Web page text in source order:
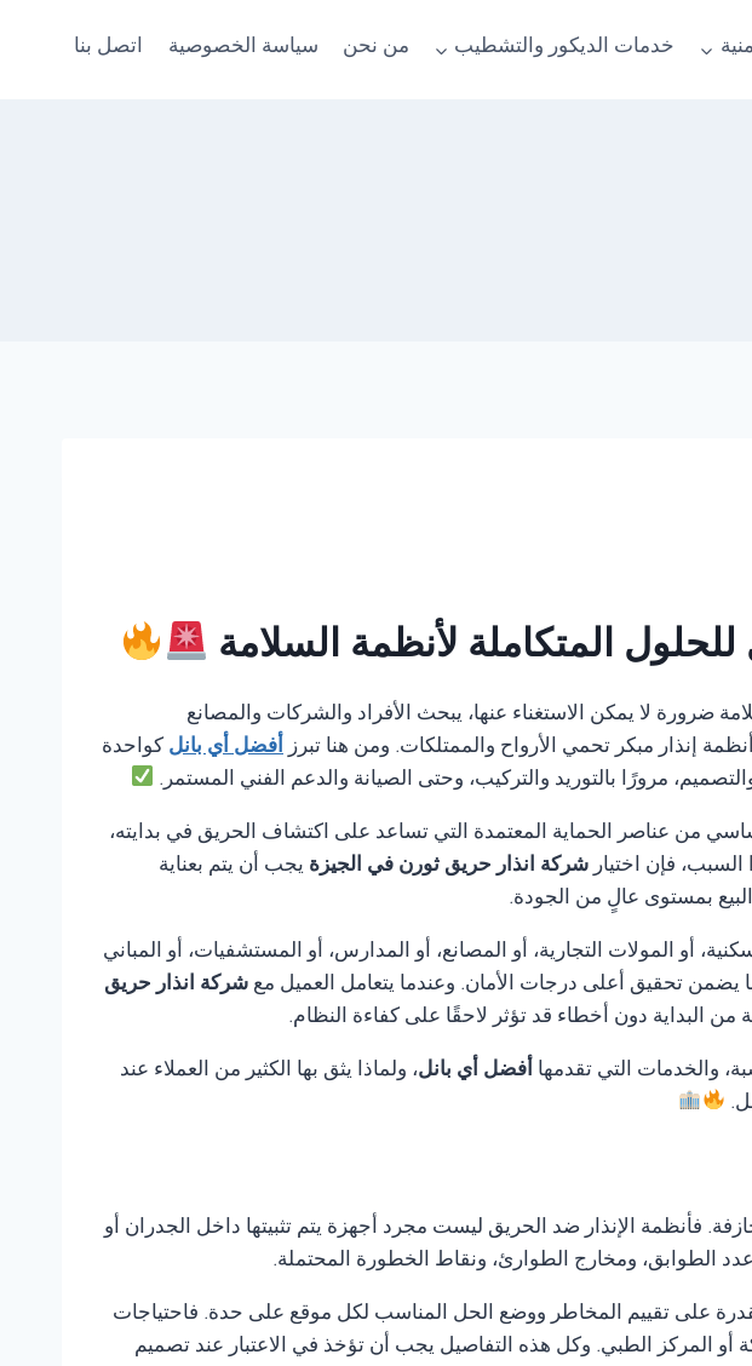
خدمات الديكور والتشطيب من نحن سياسة الخصوصية اتصل بنا
المتكاملة لأنظمة السلامة
والسلامة ضرورة لا يمكن الاستغناء عنها، يبحث الأفراد والشركات والمصانع
إنذار مبكر تحمي الأرواح والممتلكات. ومن هنا تبرز أفضل أي بانل كواحدة
مرورًا بالتوريد والتركيب، وحتى الصيانة والدعم الفني المستمر.
من عناصر الحماية المعتمدة التي تساعد على اكتشاف الحريق في بدايته،
فإن اختيار شركة انذار حريق ثورن في الجيزة يجب أن يتم بعناية
بمستوى عالٍ من الجودة.
أو المولات التجارية، أو المصانع، أو المدارس، أو المستشفيات، أو المباني
يضمن تحقيق أعلى درجات الأمان. وعندما يتعامل العميل مع شركة انذار حريق
البداية دون أخطاء قد تؤثر لاحقًا على كفاءة النظام.
والخدمات التي تقدمها أفضل أي بانل، ولماذا يثق بها الكثير من العملاء عند
فأنظمة الإنذار ضد الحريق ليست مجرد أجهزة يتم تثبيتها داخل الجدران أو
الطوابق، ومخارج الطوارئ، ونقاط الخطورة المحتملة.
على تقييم المخاطر ووضع الحل المناسب لكل موقع على حدة. فاحتياجات
المركز الطبي. وكل هذه التفاصيل يجب أن تؤخذ في الاعتبار عند تصميم